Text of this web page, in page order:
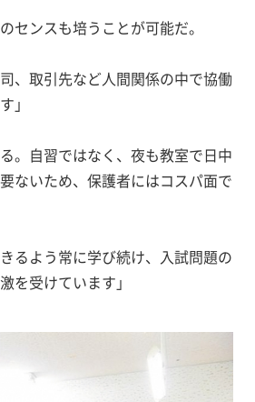
センスも培うことが可能だ。
、取引先など人間関係の中で協働
」
。自習ではなく、夜も教室で日中
ないため、保護者にはコスパ面で
るよう常に学び続け、入試問題の
を受けています」